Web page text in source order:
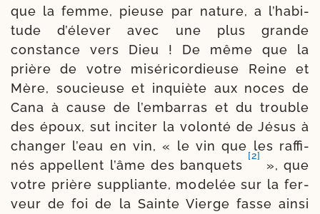
que la femme, pieuse par nature, a l’ha­bi­
tude d’é­le­ver avec une plus grande
constance vers Dieu ! De même que la
prière de votre misé­ri­cor­dieuse Reine et
Mère, sou­cieuse et inquiète aux noces de
Cana à cause de l’embarras et du trouble
des époux, sut inci­ter la volon­té de Jésus à
chan­ger l’eau en vin, « le vin que les raf­fi­
nés appellent l’âme des ban­quets
[2]
», que
votre prière sup­pliante, mode­lée sur la fer­
veur de foi de la Sainte Vierge fasse ain­si